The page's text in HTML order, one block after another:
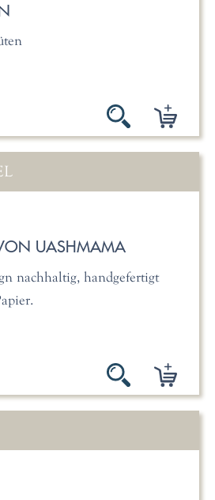
VON UASHMAMA
nachhaltig, handgefertigt